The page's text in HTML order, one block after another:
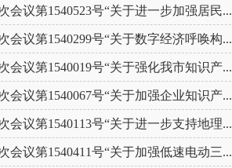
议第1540523号“关于进一步加强居民...
议第1540299号“关于数字经济呼唤构...
议第1540019号“关于强化我市知识产...
议第1540067号“关于加强企业知识产...
议第1540113号“关于进一步支持地理...
议第1540411号“关于加强低速电动三...